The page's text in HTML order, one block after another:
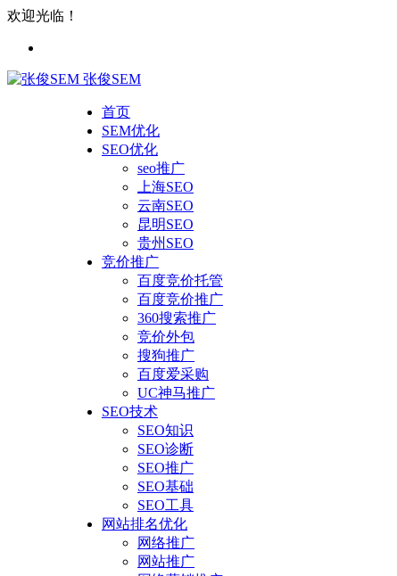
欢迎光临！
张俊SEM
首页
SEM优化
SEO优化
seo推广
上海SEO
云南SEO
昆明SEO
贵州SEO
竞价推广
百度竞价托管
百度竞价推广
360搜索推广
竞价外包
搜狗推广
百度爱采购
UC神马推广
SEO技术
SEO知识
SEO诊断
SEO推广
SEO基础
SEO工具
网站排名优化
网络推广
网站推广